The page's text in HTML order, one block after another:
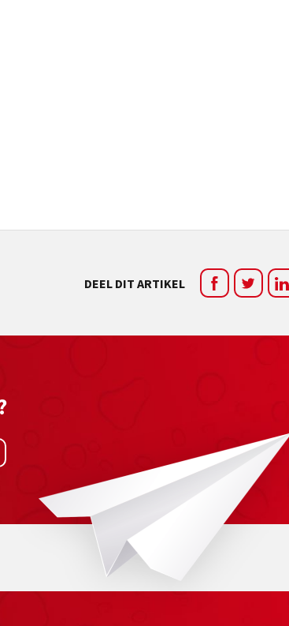
DEEL DIT ARTIKEL